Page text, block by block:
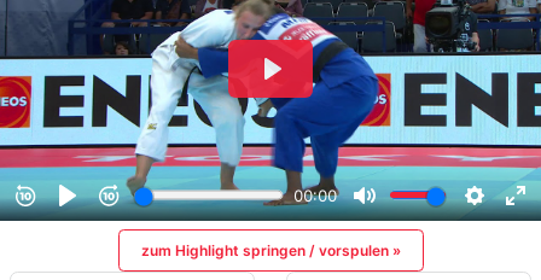
zum Highlight springen / vorspulen »